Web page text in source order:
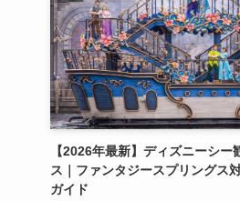
【2026年最新】ディズニーシー
ス｜ファンタジースプリングス
ガイド